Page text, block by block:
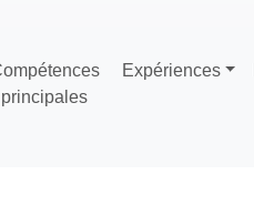
principales
Expériences